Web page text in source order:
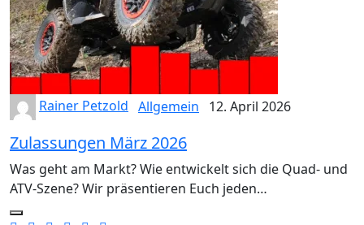
Rainer Petzold Allgemein 12. April 2026
Zulassungen März 2026
Was geht am Markt? Wie entwickelt sich die Quad- und
ATV-Szene? Wir präsentieren Euch jeden…